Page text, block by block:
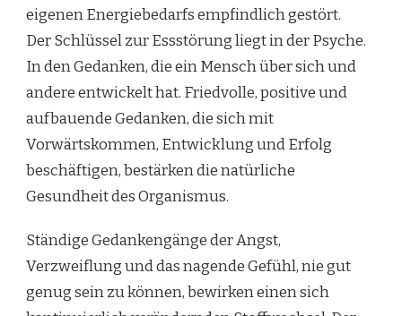
eigenen Energiebedarfs empfindlich gestört.
Der Schlüssel zur Essstörung liegt in der Psyche.
In den Gedanken, die ein Mensch über sich und
andere entwickelt hat. Friedvolle, positive und
aufbauende Gedanken, die sich mit
Vorwärtskommen, Entwicklung und Erfolg
beschäftigen, bestärken die natürliche
Gesundheit des Organismus.
Ständige Gedankengänge der Angst,
Verzweiflung und das nagende Gefühl, nie gut
genug sein zu können, bewirken einen sich